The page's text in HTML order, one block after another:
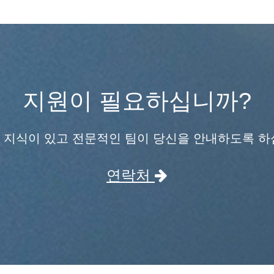
지원이 필요하십니까?
지식이 있고 전문적인 팀이 당신을 안내하도록 하
연락처